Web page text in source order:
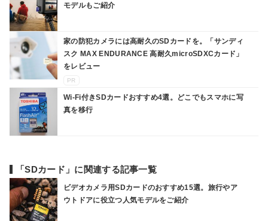
モデルもご紹介
家の防犯カメラには高耐久のSDカードを。「サンディ
スク MAX ENDURANCE 高耐久microSDXCカード」
をレビュー
PR
Wi-Fi付きSDカードおすすめ4選。どこでもスマホに写
真を移行
「SDカード」に関連する記事一覧
ビデオカメラ用SDカードのおすすめ15選。旅行やア
ウトドアに役立つ人気モデルをご紹介